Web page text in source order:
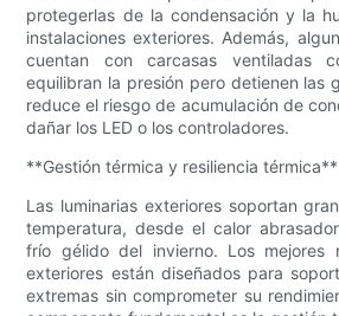
protegerlas de la condensación y la
instalaciones exteriores. Además,
cuentan con carcasas ventiladas
equilibran la presión pero detienen las
reduce el riesgo de acumulación de
dañar los LED o los controladores.
**Gestión térmica y resiliencia térmica**
Las luminarias exteriores soportan
temperatura, desde el calor
frío gélido del invierno. Los mejores
exteriores están diseñados para
extremas sin comprometer su